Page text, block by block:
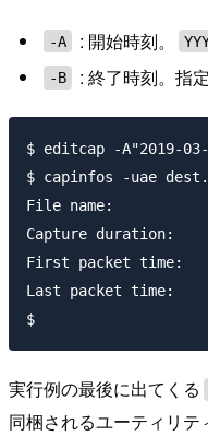
-A : 開始時刻。
-B : 終了時刻。指
$ editcap -A"2019-
$ capinfos -uae
File name:
Capture duration:
First packet time:
Last packet time:
実行例の最後に出てくる
同梱されるユーティリ